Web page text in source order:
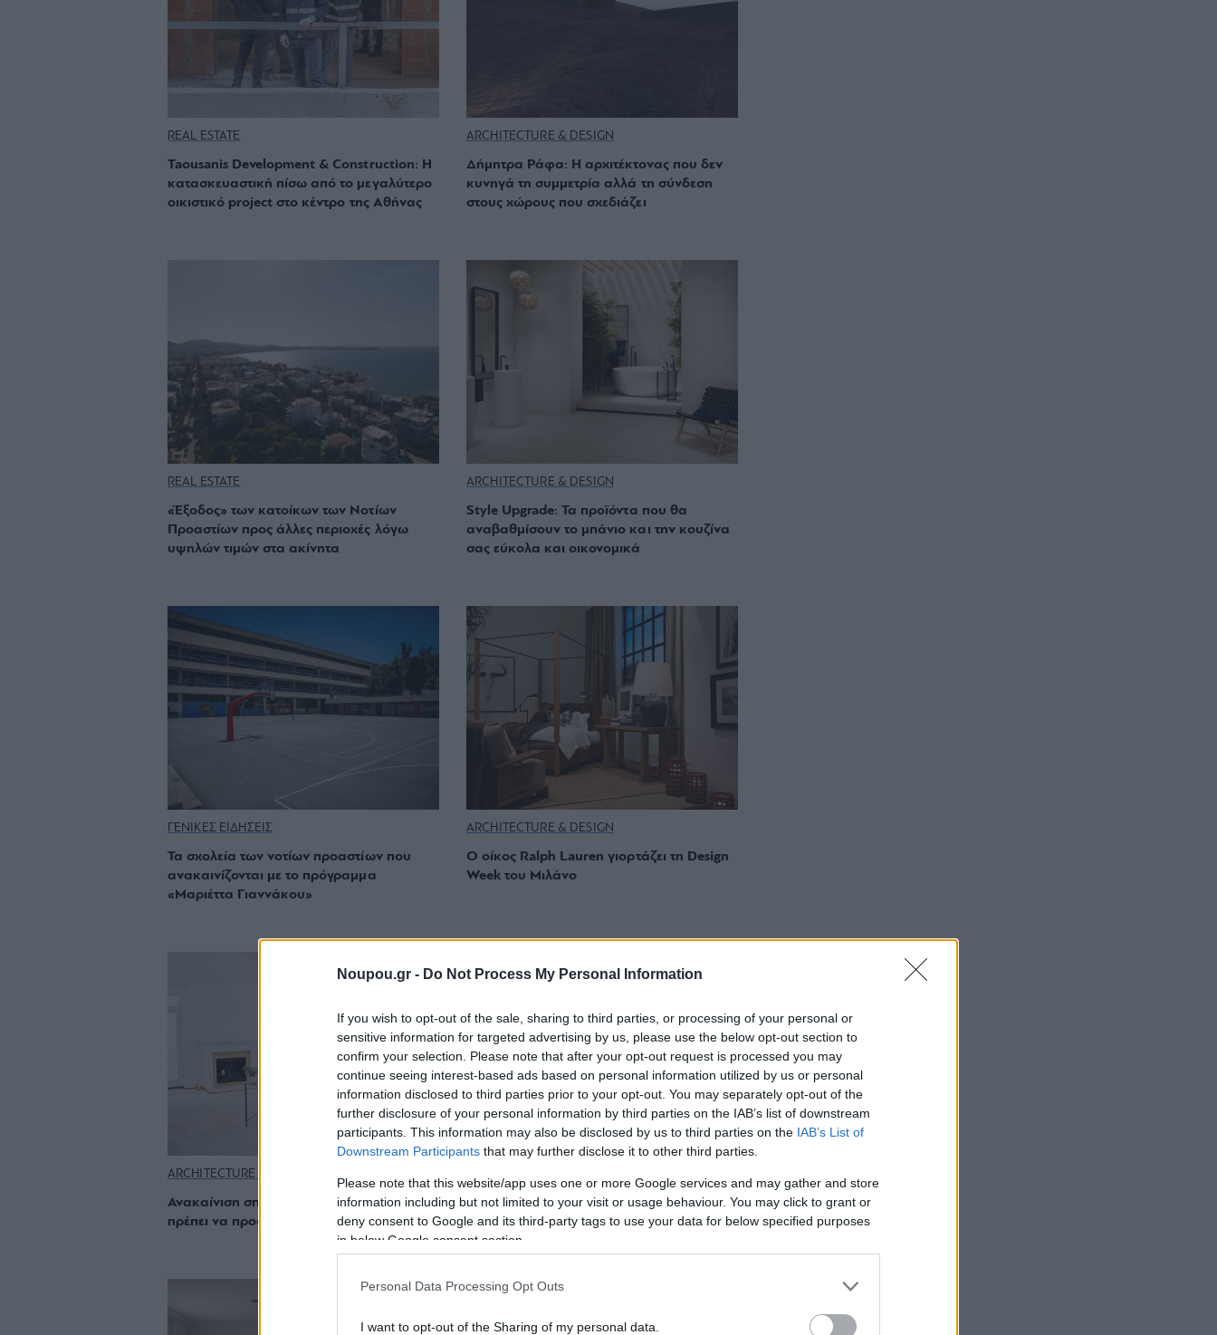
Noupou.gr - Do Not Process My Personal Information
If you wish to opt-out of the sale, sharing to third parties, or processing of your personal or
sensitive information for targeted advertising by us, please use the below opt-out section to
confirm your selection. Please note that after your opt-out request is processed you may
continue seeing interest-based ads based on personal information utilized by us or personal
information disclosed to third parties prior to your opt-out. You may separately opt-out of the
further disclosure of your personal information by third parties on the IAB’s list of downstream
participants. This information may also be disclosed by us to third parties on the IAB’s List of
Downstream Participants that may further disclose it to other third parties.
Please note that this website/app uses one or more Google services and may gather and store
information including but not limited to your visit or usage behaviour. You may click to grant or
deny consent to Google and its third-party tags to use your data for below specified purposes
in below Google consent section.
Personal Data Processing Opt Outs
I want to opt-out of the Sharing of my personal data.
REAL ESTATE
Taousanis Development & Construction: Η
κατασκευαστική πίσω από το μεγαλύτερο
οικιστικό project στο κέντρο της Αθήνας
ARCHITECTURE & DESIGN
Δήμητρα Ράφα: Η αρχιτέκτονας που δεν
κυνηγά τη συμμετρία αλλά τη σύνδεση
στους χώρους που σχεδιάζει
REAL ESTATE
«Έξοδος» των κατοίκων των Νοτίων
Προαστίων προς άλλες περιοχές λόγω
υψηλών τιμών στα ακίνητα
ARCHITECTURE & DESIGN
Style Upgrade: Τα προϊόντα που θα
αναβαθμίσουν το μπάνιο και την κουζίνα
σας εύκολα και οικονομικά
ΓΕΝΙΚΕΣ ΕΙΔΗΣΕΙΣ
Τα σχολεία των νοτίων προαστίων που
ανακαινίζονται με το πρόγραμμα
«Μαριέττα Γιαννάκου»
ARCHITECTURE & DESIGN
O οίκος Ralph Lauren γιορτάζει τη Design
Week του Μιλάνο
ARCHITECTURE & DESIGN
Ανακαίνιση σπιτιού: Τα 10 σημεία που
πρέπει να προσέξεις
Η εντυπωσιακή ανακαίνιση μιας
μονοκατοικίας του ’70 στη Γλυφάδα